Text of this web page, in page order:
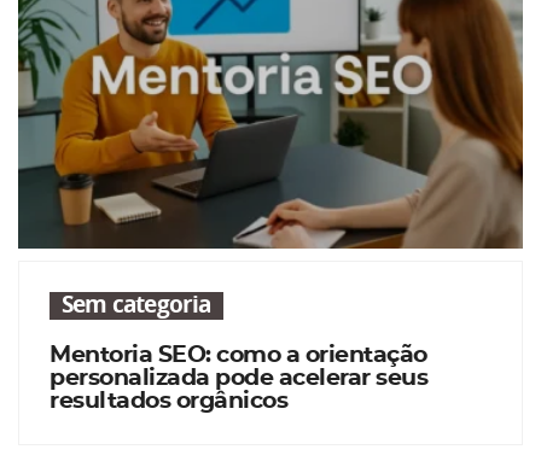
Sem categoria
Mentoria SEO: como a orientação
personalizada pode acelerar seus
resultados orgânicos